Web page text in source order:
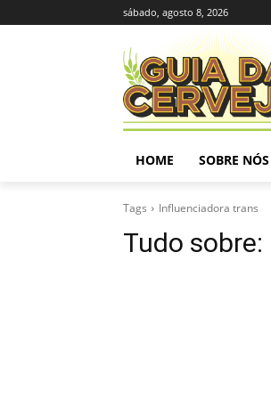
sábado, agosto 8, 2026
HOME SOBRE NÓS
Tags Influenciadora trans
Tudo sobre: